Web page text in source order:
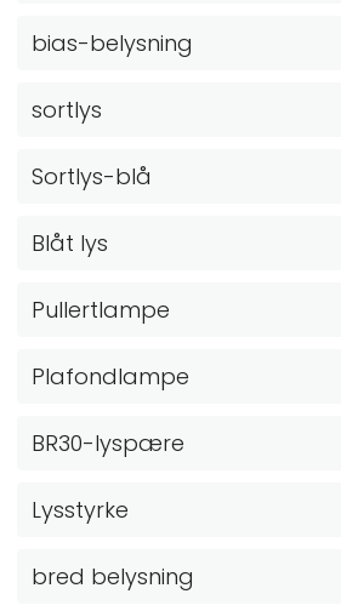
bias-belysning
sortlys
Sortlys-blå
Blåt lys
Pullertlampe
Plafondlampe
BR30-lyspære
Lysstyrke
bred belysning